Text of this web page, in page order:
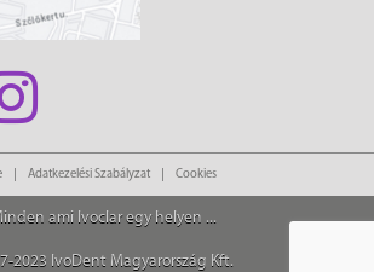
Adatkezelési Szabályzat Cookies
2023 IvoDent Magyarország Kft.
ami Ivoclar egy helyen ...